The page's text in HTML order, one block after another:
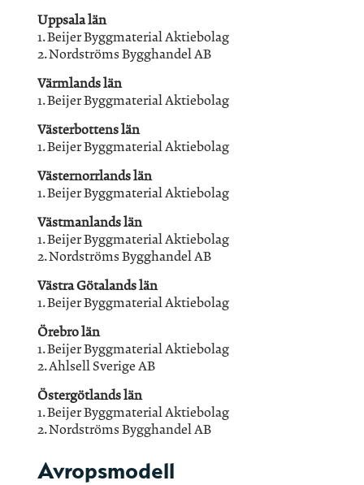
Uppsala län
1. Beijer Byggmaterial Aktiebolag
2. Nordströms Bygghandel AB
Värmlands län
1. Beijer Byggmaterial Aktiebolag
Västerbottens län
1. Beijer Byggmaterial Aktiebolag
Västernorrlands län
1. Beijer Byggmaterial Aktiebolag
Västmanlands län
1. Beijer Byggmaterial Aktiebolag
2. Nordströms Bygghandel AB
Västra Götalands län
1. Beijer Byggmaterial Aktiebolag
Örebro län
1. Beijer Byggmaterial Aktiebolag
2. Ahlsell Sverige AB
Östergötlands län
1. Beijer Byggmaterial Aktiebolag
2. Nordströms Bygghandel AB
Avropsmodell